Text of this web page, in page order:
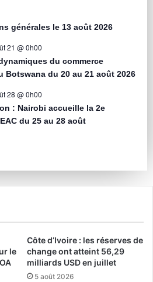
générales le 13 août 2026
21 @ 0h00
du commerce
Botswana du 20 au 21 août 2026
28 @ 0h00
: Nairobi accueille la 2e
du 25 au 28 août
le
Côte d’Ivoire : les réserves de
change ont atteint 56,29
milliards USD en juillet
5 août 2026